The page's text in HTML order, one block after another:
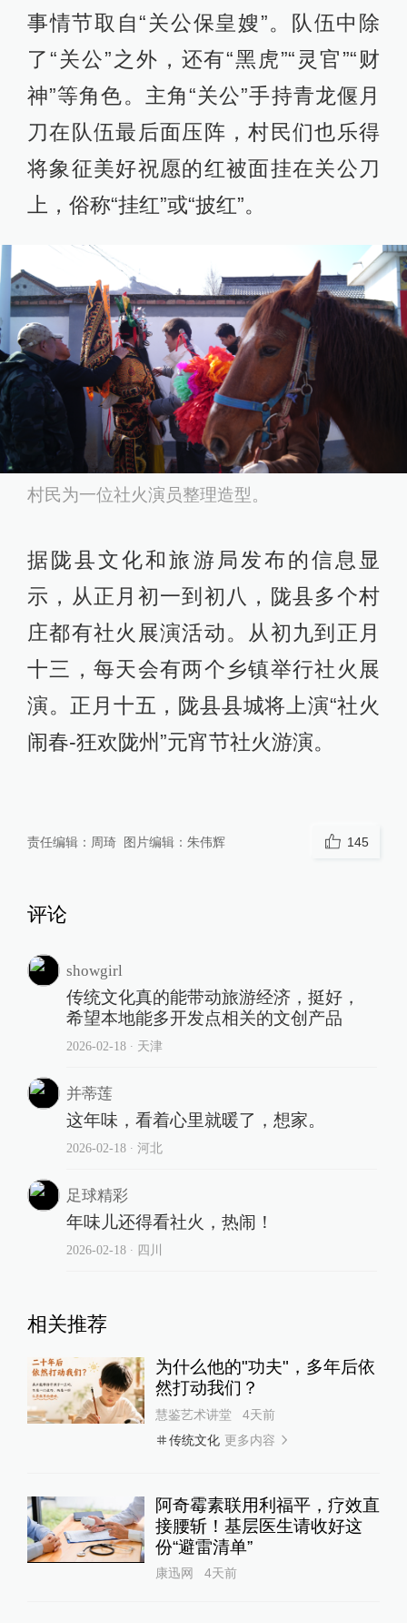
事情节取自“关公保皇嫂”。队伍中除
了“关公”之外，还有“黑虎”“灵官”“财
神”等角色。主角“关公”手持青龙偃月
刀在队伍最后面压阵，村民们也乐得
将象征美好祝愿的红被面挂在关公刀
上，俗称“挂红”或“披红”。
村民为一位社火演员整理造型。
据陇县文化和旅游局发布的信息显
示，从正月初一到初八，陇县多个村
庄都有社火展演活动。从初九到正月
十三，每天会有两个乡镇举行社火展
演。正月十五，陇县县城将上演“社火
闹春-狂欢陇州”元宵节社火游演。
责任编辑： 周琦 图片编辑： 朱伟辉 145
评论
showgirl
传统文化真的能带动旅游经济，挺好，
希望本地能多开发点相关的文创产品
2026-02-18∙ 天津
并蒂莲
这年味，看着心里就暖了，想家。
2026-02-18∙ 河北
足球精彩
年味儿还得看社火，热闹！
2026-02-18∙ 四川
相关推荐
为什么他的"功夫"，多年后依
然打动我们？
慧鉴艺术讲堂
4天前
传统文化 更多内容
阿奇霉素联用利福平，疗效直
接腰斩！基层医生请收好这
份“避雷清单”
康迅网 4天前